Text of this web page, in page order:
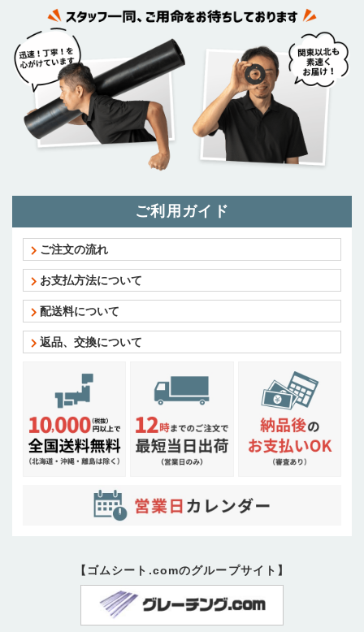
ご利用ガイド
ご注文の流れ
お支払方法について
配送料について
返品、交換について
【ゴムシート.comのグループサイト】